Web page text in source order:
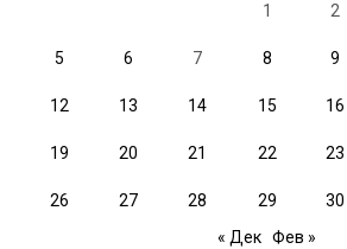
1 2
5 6 7 8 9
12 13 14 15 16
19 20 21 22 23
26 27 28 29 30
« Дек Фев »